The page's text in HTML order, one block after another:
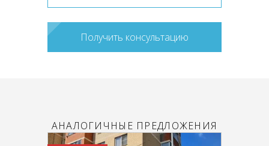
Получить консультацию
АНАЛОГИЧНЫЕ ПРЕДЛОЖЕНИЯ